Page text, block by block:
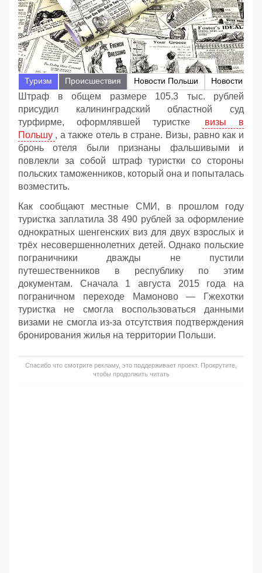
Туризм Происшествия Новости Польши
Штраф в общем размере 105.3 тыс. рублей
присудил калининградский областной суд
турфирме, оформлявшей туристке
визы в
Польшу , а также отель в стране. Визы, равно как и
бронь отеля были признаны фальшивыми и
повлекли за собой штраф туристки со стороны
польских таможенников, который она и попыталась
возместить.
Как сообщают местные СМИ, в прошлом году
туристка заплатила 38 490 рублей за оформление
однократных шенгенских виз для двух взрослых и
трёх несовершеннолетних детей. Однако польские
пограничники дважды не пустили
путешественников в республику по этим
документам. Сначала 1 августа 2015 года на
пограничном переходе Мамоново — Гжехотки
туристка не смогла воспользоваться данными
визами не смогла из-за отсутствия подтверждения
бронирования жилья на территории Польши.
Спасибо что смотрите рекламу, это поддерживает проект. Прокрутите,
чтобы продолжить читать